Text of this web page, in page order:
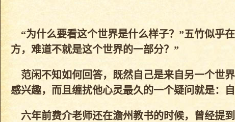
“为什么要看这个世界是什么样子？”五竹似乎
方，难道不就是这个世界的一部分？”
范闲不知如何回答，既然自己是来自另一个世
感兴趣，而且缠扰他心灵最久的一个疑问就是：
六年前费介老师还在澹州教书的时候，曾经提